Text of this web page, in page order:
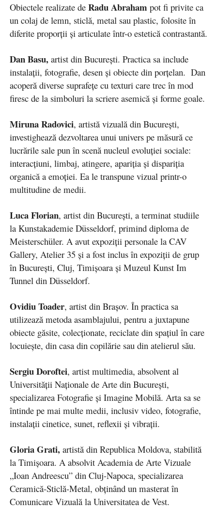
Obiectele realizate de Radu Abraham pot fi privite ca
un colaj de lemn, sticlă, metal sau plastic, folosite în
diferite proporții și articulate într-o estetică contrastantă.
Dan Basu, artist din București. Practica sa include
instalații, fotografie, desen și obiecte din porțelan. Dan
acoperă diverse suprafețe cu texturi care trec în mod
firesc de la simboluri la scriere asemică și forme goale.
Miruna Radovici, artistă vizuală din București,
investighează dezvoltarea unui univers pe măsură ce
lucrările sale pun în scenă nucleul evoluției sociale:
interacțiuni, limbaj, atingere, apariția și dispariția
organică a emoției. Ea le transpune vizual printr-o
multitudine de medii.
Luca Florian, artist din Bucureşti, a terminat studiile
la Kunstakademie Düsseldorf, primind diploma de
Meisterschüler. A avut expoziţii personale la CAV
Gallery, Atelier 35 şi a fost inclus în expoziţii de grup
în Bucureşti, Cluj, Timişoara şi Muzeul Kunst Im
Tunnel din Düsseldorf.
Ovidiu Toader, artist din Brașov. În practica sa
utilizează metoda asamblajului, pentru a juxtapune
obiecte găsite, colecționate, reciclate din spațiul în care
locuiește, din casa din copilărie sau din atelierul său.
Sergiu Doroftei, artist multimedia, absolvent al
Universității Naționale de Arte din București,
specializarea Fotografie și Imagine Mobilă. Arta sa se
întinde pe mai multe medii, inclusiv video, fotografie,
instalații cinetice, sunet, reflexii și vibrații.
Gloria Grati, artistă din Republica Moldova, stabilită
la Timișoara. A absolvit Academia de Arte Vizuale
„Ioan Andreescu” din Cluj-Napoca, specializarea
Ceramică-Sticlă-Metal, obținând un masterat în
Comunicare Vizuală la Universitatea de Vest.